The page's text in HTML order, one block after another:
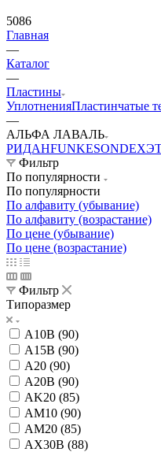
5086
Главная
—
Каталог
—
Пластины
УплотненияПластинчатые
—
АЛЬФА ЛАВАЛЬ
РИДАНFUNKESONDEX
Фильтр
По популярности
По популярности
По алфавиту (убывание)
По алфавиту (возрастание)
По цене (убывание)
По цене (возрастание)
Фильтр
Типоразмер
A10B (90)
A15B (90)
A20 (90)
A20B (90)
AK20 (85)
AM10 (90)
AM20 (85)
AX30B (88)